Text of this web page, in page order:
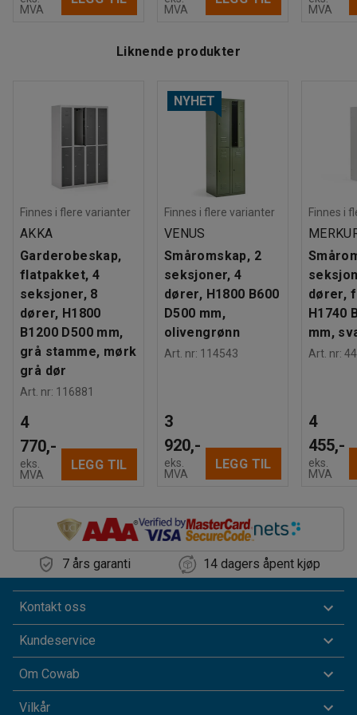
Vekt:
kg
EN 16121:2023
Byggvarubedömd ID: 148671 / 148156
Vis produkt i 3D
MVA
MVA
MVA
Liknende produkter
Finnes i flere varianter
AKKA
Garderobeskap,
flatpakket, 4
seksjoner, 8
dører, H1800
B1200 D500 mm,
grå stamme, mørk
grå dør
Art. nr: 116881
4
770,-
eks.
MVA
LEGG TIL
NYHET
Finnes i flere varianter
VENUS
Småromskap, 2
seksjoner, 4
dører, H1800 B600
D500 mm,
olivengrønn
Art. nr: 114543
3
920,-
eks.
MVA
LEGG TIL
Finnes i
dører,
H1740
mm,
Art. nr:
4
455,-
eks.
MVA
7 års garanti 14 dagers åpent kjøp
Kontakt oss
Kundeservice
Om Cowab
Vilkår